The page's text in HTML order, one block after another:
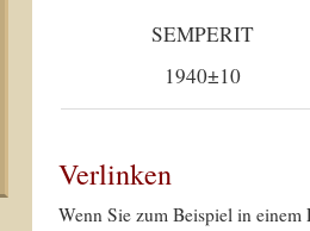
SEMPERIT
1940±10
Verlinken
Wenn Sie zum Beispiel in